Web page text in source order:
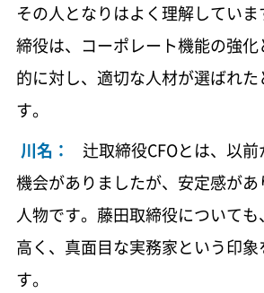
その人となりはよく理解してい
締役は、コーポレート機能の強化
的に対し、適切な人材が選ばれ
す。
川名：
辻取締役CFOとは、以
機会がありましたが、安定感が
人物です。藤田取締役について
高く、真面目な実務家という印象
す。